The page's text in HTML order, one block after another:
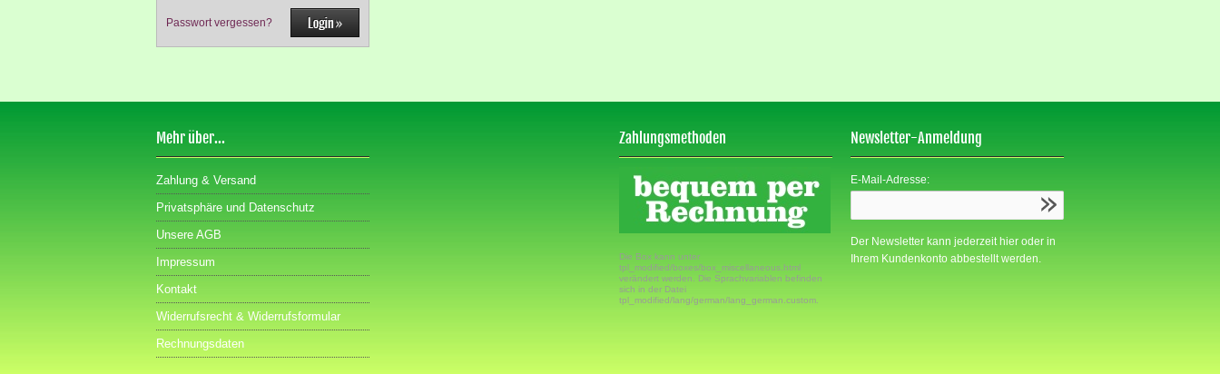
Passwort vergessen?
Mehr über...
Zahlung & Versand
Privatsphäre und Datenschutz
Unsere AGB
Impressum
Kontakt
Widerrufsrecht & Widerrufsformular
Rechnungsdaten
Zahlungsmethoden
Die Box kann unter
tpl_modified/boxes/box_miscellaneous.html
verändert werden. Die Sprachvariablen befinden
sich in der Datei
tpl_modified/lang/german/lang_german.custom.
Newsletter-Anmeldung
E-Mail-Adresse:
Der Newsletter kann jederzeit hier oder in
Ihrem Kundenkonto abbestellt werden.